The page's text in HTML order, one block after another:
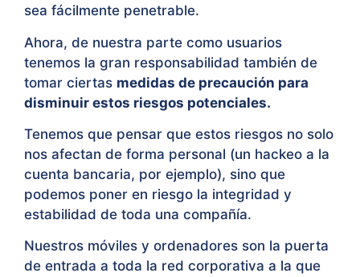
sea fácilmente penetrable.
Ahora, de nuestra parte como usuarios
tenemos la gran responsabilidad también de
tomar ciertas medidas de precaución para
disminuir estos riesgos potenciales.
Tenemos que pensar que estos riesgos no solo
nos afectan de forma personal (un hackeo a la
cuenta bancaria, por ejemplo), sino que
podemos poner en riesgo la integridad y
estabilidad de toda una compañía.
Nuestros móviles y ordenadores son la puerta
de entrada a toda la red corporativa a la que